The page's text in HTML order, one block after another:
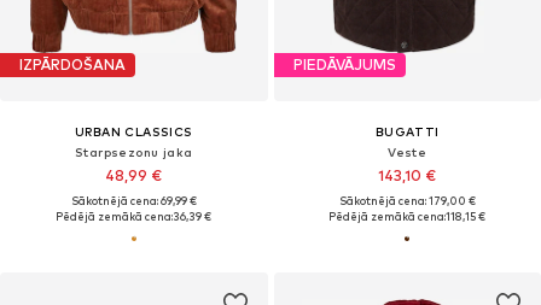
IZPĀRDOŠANA
URBAN CLASSICS
Starpsezonu jaka
48,99 €
Sākotnējā cena: 69,99 €
Pēdējā zemākā cena:36,39 €
PIEDĀVĀJUMS
BUGATTI
Veste
143,10 €
Sākotnējā cena: 179,00 €
Pēdējā zemākā cena:118,15 €